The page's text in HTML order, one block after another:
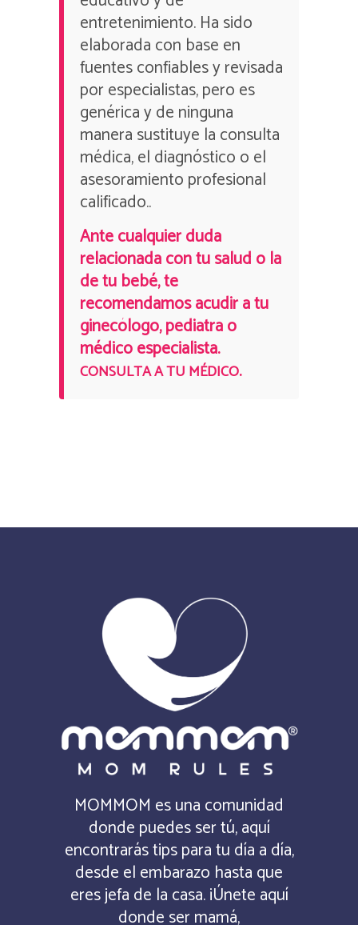
entretenimiento. Ha sido
elaborada con base en
fuentes confiables y revisada
por especialistas, pero es
genérica y de ninguna
manera sustituye la consulta
médica, el diagnóstico o el
asesoramiento profesional
calificado..
Ante cualquier duda
relacionada con tu salud o la
de tu bebé, te
recomendamos acudir a tu
ginecólogo, pediatra o
médico especialista.
CONSULTA A TU MÉDICO.
MOMMOM es una comunidad
donde puedes ser tú, aquí
encontrarás tips para tu día a día,
desde el embarazo hasta que
eres jefa de la casa. ¡Únete aquí
donde ser mamá,